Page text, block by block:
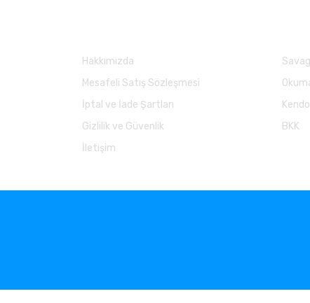
Hakkımızda
Mesafeli Satış Sözleşmesi
İptal ve İade Şartları
Gizlilik ve Güvenlik
İletişim
Kendo
BKK